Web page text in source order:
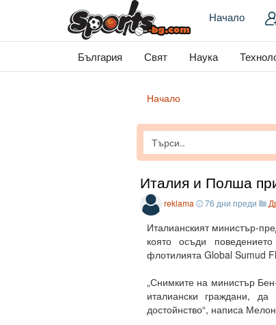
Начало
България Свят Наука
Начало
Италия и Полша
reklama 76 дни преди
Италианският министър-
която осъди
флотилията Global Sumud
„Снимките на министър
италиански граждани,
достойнство“, написа